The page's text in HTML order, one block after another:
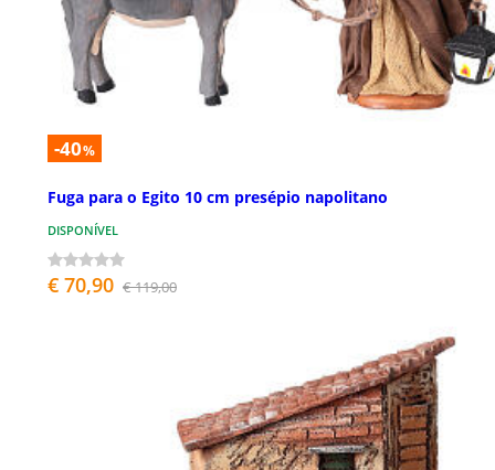
-40%
Fuga para o Egito 10 cm presépio napolitano
DISPONÍVEL
€ 70,90 € 119,00